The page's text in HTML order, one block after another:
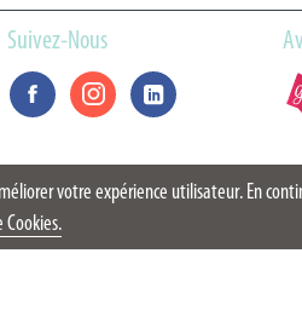
Suivez-Nous
votre expérience utilisateur. En